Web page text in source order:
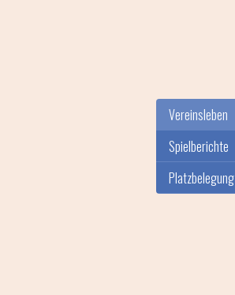
Vereinsleben
Spielberichte
Platzbelegung